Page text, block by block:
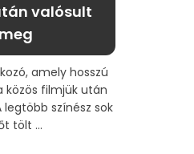
valósult
meg
amely hosszú
közös filmjük után
színész sok
tölt ...